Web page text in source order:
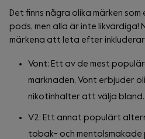
Det finns några olika märken
pods, men alla är inte likvärdiga!
märkena att leta efter
Vont: Ett av de mest
marknaden, Vont erbjuder
nikotinhalter att välja bland.
V2: Ett annat populärt
tobak- och mentolsmakade